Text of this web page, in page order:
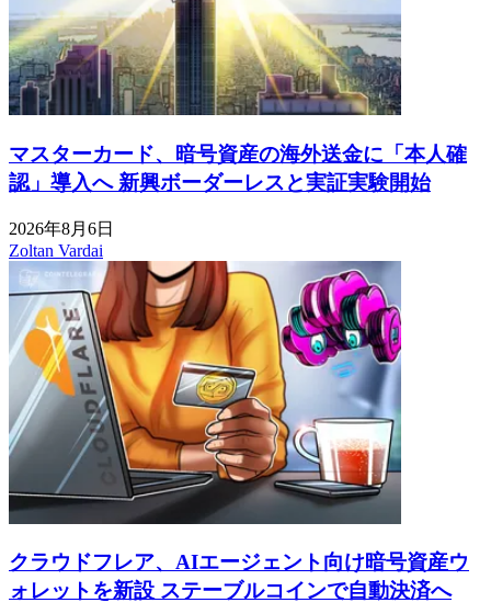
マスターカード、暗号資産の海外送金に「本人確
認」導入へ 新興ボーダーレスと実証実験開始
2026年8月6日
Zoltan Vardai
クラウドフレア、AIエージェント向け暗号資産ウ
ォレットを新設 ステーブルコインで自動決済へ